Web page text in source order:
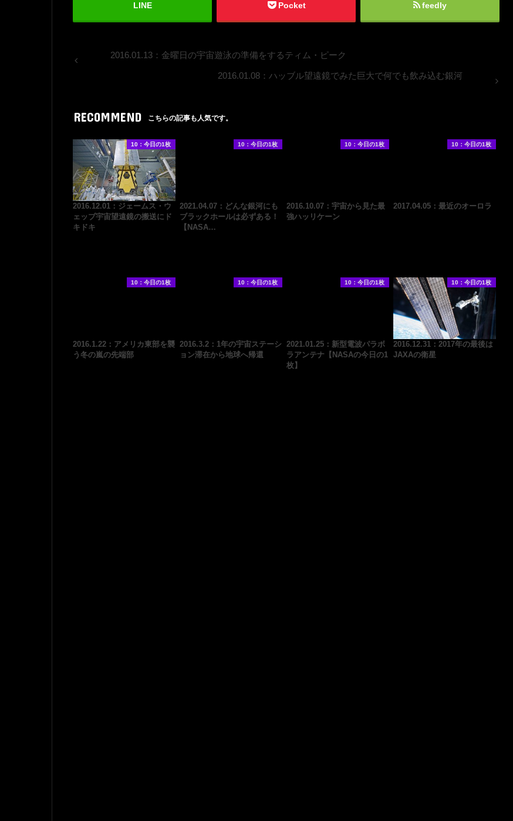
LINE Pocket feedly
2016.01.13：金曜日の宇宙遊泳の準備をするティム・ピーク
2016.01.08：ハッブル望遠鏡でみた巨大で何でも飲み込む銀河
RECOMMEND こちらの記事も人気です。
10：今日の1枚
2016.12.01：ジェームス・ウ
ェッブ宇宙望遠鏡の搬送にド
キドキ
10：今日の1枚
2021.04.07：どんな銀河にも
ブラックホールは必ずある！
【NASA…
10：今日の1枚
2016.10.07：宇宙から見た最
強ハッリケーン
10：今日の1枚
2017.04.05：最近のオーロラ
10：今日の1枚
2016.1.22：アメリカ東部を襲
う冬の嵐の先端部
10：今日の1枚
2016.3.2：1年の宇宙ステーシ
ョン滞在から地球へ帰還
10：今日の1枚
2021.01.25：新型電波パラボ
ラアンテナ【NASAの今日の1
枚】
10：今日の1枚
2016.12.31：2017年の最後は
JAXAの衛星